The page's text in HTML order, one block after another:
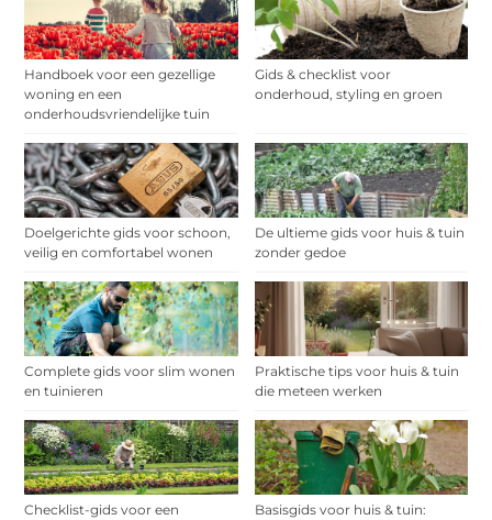
Handboek voor een gezellige
woning en een
onderhoudsvriendelijke tuin
Gids & checklist voor
onderhoud, styling en groen
Doelgerichte gids voor schoon,
veilig en comfortabel wonen
De ultieme gids voor huis & tuin
zonder gedoe
Complete gids voor slim wonen
en tuinieren
Praktische tips voor huis & tuin
die meteen werken
Checklist-gids voor een
Basisgids voor huis & tuin: